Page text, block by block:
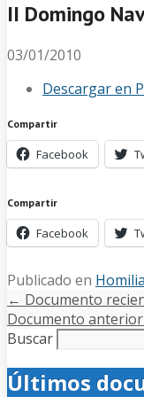
II Domingo
03/01/2010
Descargar en
Compartir
Facebook
Compartir
Facebook
Publicado en
← Documento
Documento anterior
Buscar
Últimos